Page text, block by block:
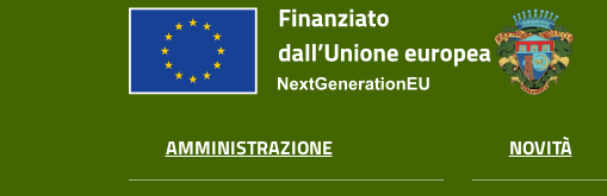
AMMINISTRAZIONE NOVITÀ